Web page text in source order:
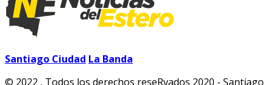
Santiago Ciudad La Banda
© 2022 , Todos los derechos reseRvados 2020 - Santiago